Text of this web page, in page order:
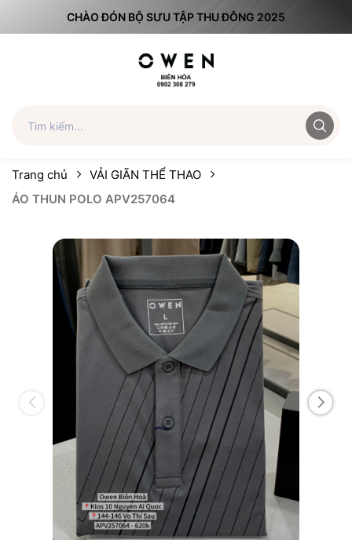
CHÀO ĐÓN BỘ SƯU TẬP THU ĐÔNG 2025
Trang chủ
VẢI GIÃN THỂ THAO
ÁO THUN POLO APV257064